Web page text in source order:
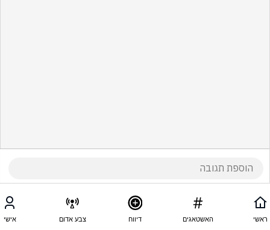
ראשי האשטאגים דיווח צבע אדום אישי